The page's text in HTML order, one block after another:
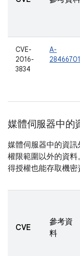
CVE-
2016-
3834
A-
28466701
媒體伺服器中的
媒體伺服器中的資
權限範圍以外的資
得授權也能存取機密
CVE
參考資
料